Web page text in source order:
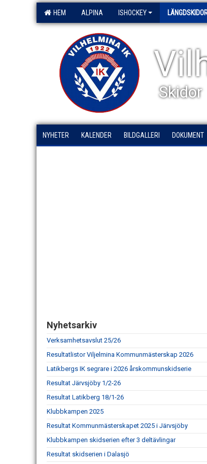
HEM ALPINA ISHOCKEY
Skidor
NYHETER KALENDER BILDGALLERI DOKUMENT
Nyhetsarkiv
Verksamhetsavslut 25/26
Resultatlistor Viljelmina Kommunmästerskap 2026
Latikbergs IK segrare i 2026 årskommunskidserie
Resultat Järvsjöby 1/2-26
Resultat Latikberg 18/1-26
Klubbkampen 2025
Resultat Kommunmästerskapet 2025 i Järvsjöby
Klubbkampen skidserien efter 3 deltävlingar
Resultat skidserien i Dalasjö